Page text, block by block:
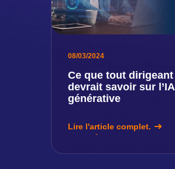
08/03/2024
Ce que tout dirigeant
devrait savoir sur l’IA
générative
Lire l'article complet.